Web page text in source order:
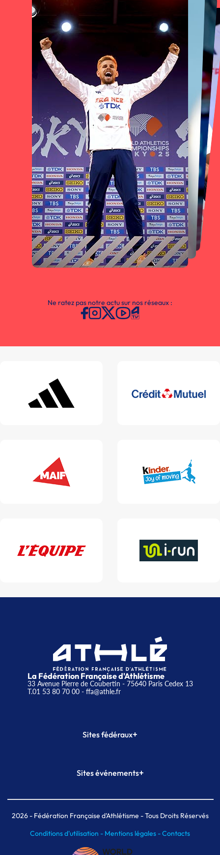
Ne ratez pas notre actu sur nos réseaux :
La Fédération Française d'Athlétisme
33 Avenue Pierre de Coubertin - 75640 Paris Cedex 13
T.01 53 80 70 00- ffa@athle.fr
Sites fédéraux+
Plateforme Formation
Sites événements+
Meeting de Paris indoor
MAIF Ekiden de Paris
2026- Fédération Française d'Athlétisme - Tous Droits Réservés
Conditions d'utilisation - Mentions légales -Contacts